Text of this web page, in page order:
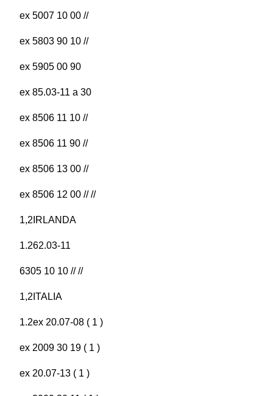
ex 5007 10 00 //
ex 5803 90 10 //
ex 5905 00 90
ex 85.03-11 a 30
ex 8506 11 10 //
ex 8506 11 90 //
ex 8506 13 00 //
ex 8506 12 00 // //
1,2IRLANDA
1.262.03-11
6305 10 10 // //
1,2ITALIA
1.2ex 20.07-08 ( 1 )
ex 2009 30 19 ( 1 )
ex 20.07-13 ( 1 )